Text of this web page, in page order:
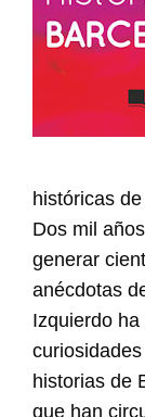
históricas
Dos mil
generar
anécdotas
Izquierdo
historias de
que han